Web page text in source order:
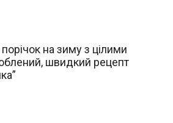
на зиму з цілими
швидкий рецепт